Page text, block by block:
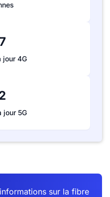
jour 4G
jour 5G
sur la fibre